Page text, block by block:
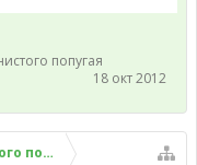
попугая
18 окт 2012
попугая